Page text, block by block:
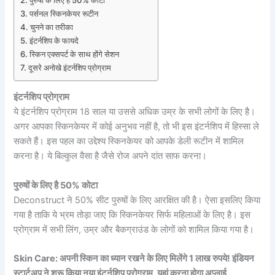
पर्सनल स्किनकेयर रूटीन
चुनने का तरीका
इंटर्नशिप के फायदे
स्किन एक्सपर्ट के साथ होंगे सेशन
दूसरे अनोखे इंटर्नशिप प्रोग्राम
इंटर्नशिप प्रोग्राम
ये इंटर्नशिप प्रोग्राम 18 साल या उससे अधिक उम्र के सभी लोगों के लिए है।
अगर आपका स्किनकेयर में कोई अनुभव नहीं है, तो भी इस इंटर्नशिप में हिस्सा ले
सकते हैं। इस पहल का उद्देश्य स्किनकेयर को आपके डेली रूटीन में शामिल
करना है। ये बिल्कुल वैसा है जैसे रोज अपने दांत साफ करना।
पुरुषों के लिए है 50% कोटा
Deconstruct ने 50% सीट पुरुषों के लिए आरक्षित की है। ऐसा इसलिए किया
गया है ताकि ये भ्रम तोड़ा जाए कि स्किनकेयर सिर्फ महिलाओं के लिए है। इस
प्रोग्राम में सभी लिंग, उम्र और बैकग्राउंड के लोगों को शामिल किया गया है।
Skin Care: अपनी स्किन का ध्यान रखने के लिए मिलेंगे 1 लाख रुपये! इंडियन